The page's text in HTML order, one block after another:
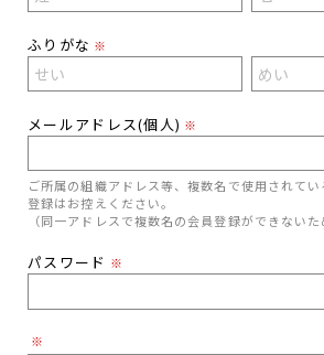
ふりがな ※
メールアドレス(個人) ※
ご所属の組織アドレス等、複数名で使用されて
登録はお控えください。
（同一アドレスで複数名の会員登録ができないた
パスワード ※
※